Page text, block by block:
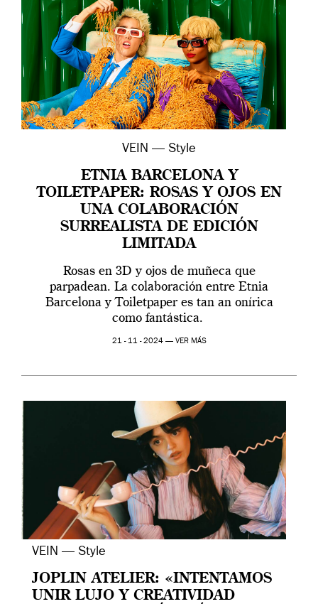
VEIN — Style
ETNIA BARCELONA Y
TOILETPAPER: ROSAS Y OJOS EN
UNA COLABORACIÓN
SURREALISTA DE EDICIÓN
LIMITADA
Rosas en 3D y ojos de muñeca que
parpadean. La colaboración entre Etnia
Barcelona y Toiletpaper es tan an onírica
como fantástica.
21 - 11 - 2024 — VER MÁS
VEIN — Style
JOPLIN ATELIER: «INTENTAMOS
UNIR LUJO Y CREATIVIDAD